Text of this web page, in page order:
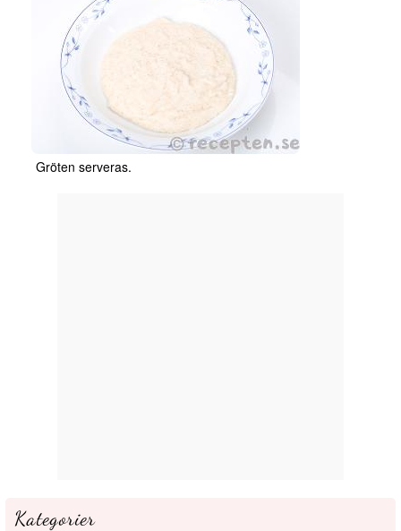
Gröten serveras.
Kategorier